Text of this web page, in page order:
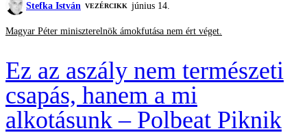
Stefka István VEZÉRCIKK június 14.
Magyar Péter miniszterelnök ámokfutása nem ért véget.
Ez az aszály nem természeti
csapás, hanem a mi
alkotásunk – Polbeat Piknik